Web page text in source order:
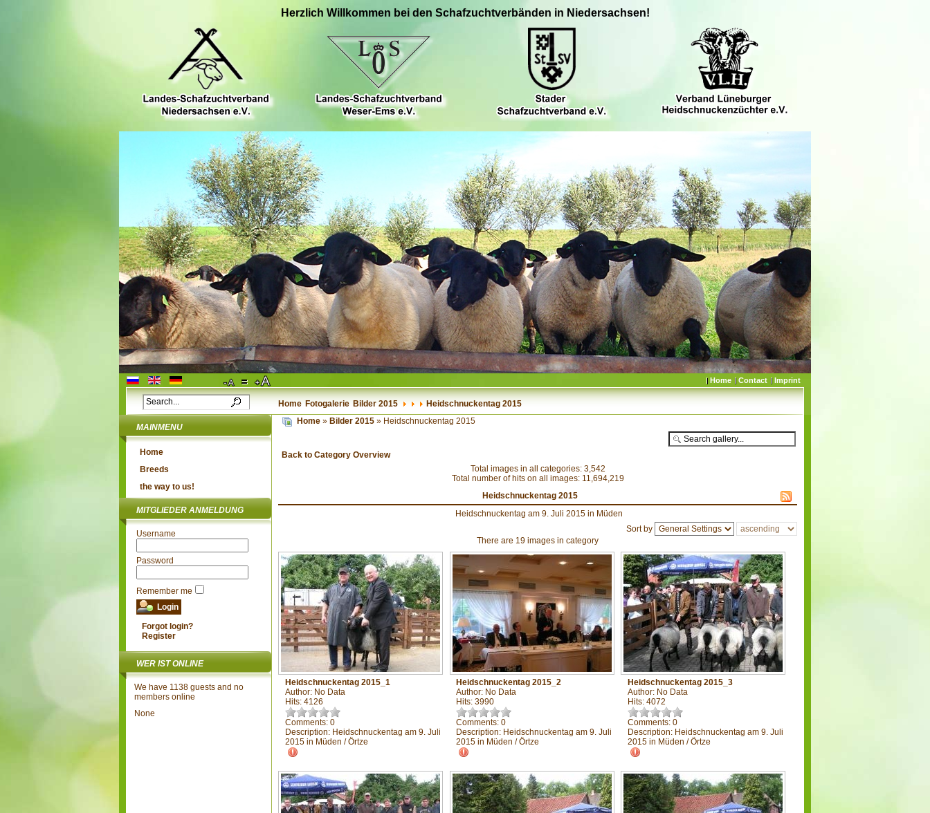
Herzlich Willkommen bei den Schafzuchtverbänden in Niedersachsen!
Imprint
Contact
Home
Home Fotogalerie Bilder 2015 Heidschnuckentag 2015
MAINMENU
Home
Breeds
the way to us!
MITGLIEDER ANMELDUNG
Username
Password
Remember me
Forgot login?
Register
WER IST ONLINE
We have 1138 guests and no
members online
None
Home » Bilder 2015 » Heidschnuckentag 2015
Back to Category Overview
Total images in all categories: 3,542
Total number of hits on all images: 11,694,219
Heidschnuckentag 2015
Heidschnuckentag am 9. Juli 2015 in Müden
Sort by
There are 19 images in category
Heidschnuckentag 2015_1
Author: No Data
Hits: 4126
Comments: 0
Description: Heidschnuckentag am 9. Juli
2015 in Müden / Örtze
Heidschnuckentag 2015_2
Author: No Data
Hits: 3990
Comments: 0
Description: Heidschnuckentag am 9. Juli
2015 in Müden / Örtze
Heidschnuckentag 2015_3
Author: No Data
Hits: 4072
Comments: 0
Description: Heidschnuckentag am 9. Juli
2015 in Müden / Örtze